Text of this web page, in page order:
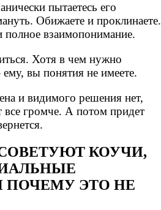
пытаетесь его
Обижаете и проклинаете.
взаимопонимание.
Хотя в чем нужно
вы понятия не имеете.
и видимого решения нет,
все громче. А потом придет
КОУЧИ,
ЭТО НЕ